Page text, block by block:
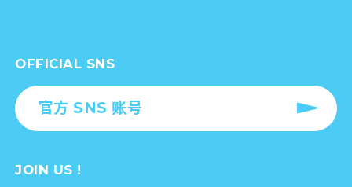
OFFICIAL SNS
官方 SNS 账号
JOIN US !